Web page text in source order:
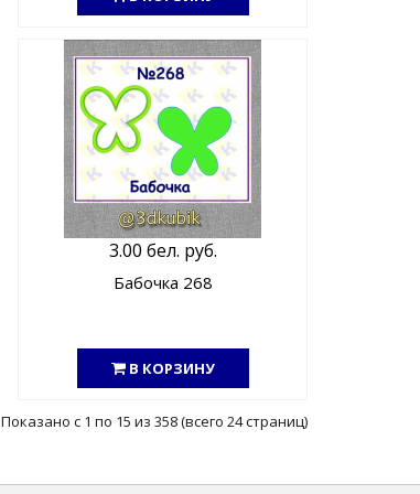
3.00 бел. руб.
Бабочка 268
В КОРЗИНУ
Показано с 1 по 15 из 358 (всего 24 страниц)